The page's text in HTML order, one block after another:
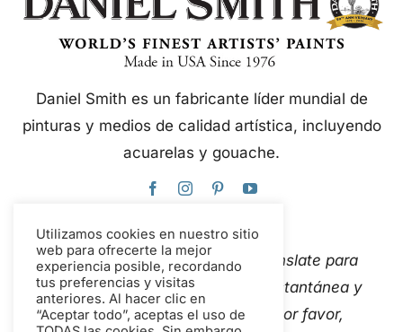
Daniel Smith es un fabricante líder mundial de
pinturas y medios de calidad artística, incluyendo
acuarelas y gouache.
Este sitio web utiliza Google Translate para
traducir el contenido de forma instantánea y
automática a varios idiomas. Por favor,
Utilizamos cookies en nuestro sitio
web para ofrecerte la mejor
experiencia posible, recordando
tus preferencias y visitas
anteriores. Al hacer clic en
“Aceptar todo”, aceptas el uso de